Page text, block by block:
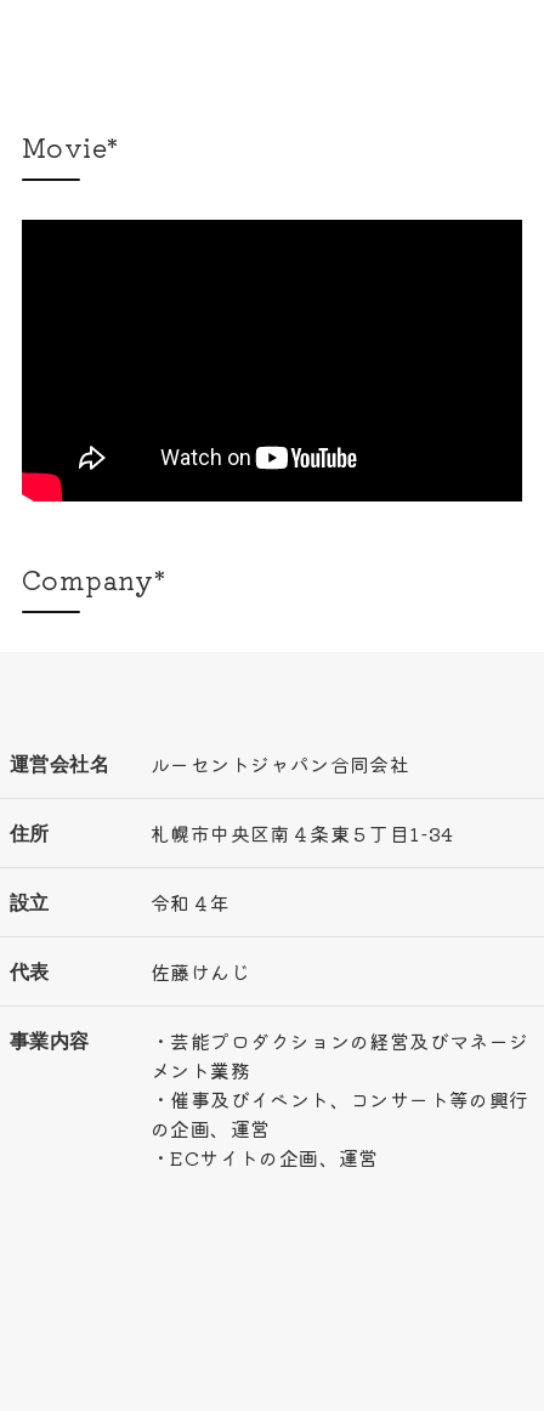
Movie*
Company*
運営会社名 ルーセントジャパン合同会社
住所 札幌市中央区南４条東５丁目1-34
設立 令和４年
代表 佐藤けんじ
事業内容
・芸能プロダクションの経営及びマネージ
メント業務
・催事及びイベント、コンサート等の興行
の企画、運営
・ECサイトの企画、運営